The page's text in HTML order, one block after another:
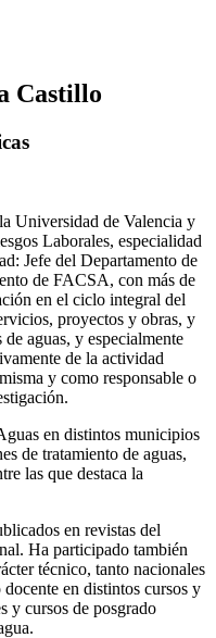
Castillo
Universidad de Valencia y
Laborales, especialidad
Jefe del Departamento de
de FACSA, con más de
en el ciclo integral del
proyectos y obras, y
aguas, y especialmente
de la actividad
y como responsable o
en distintos municipios
de tratamiento de aguas,
las que destaca la
en revistas del
Ha participado también
técnico, tanto nacionales
en distintos cursos y
y cursos de posgrado
.